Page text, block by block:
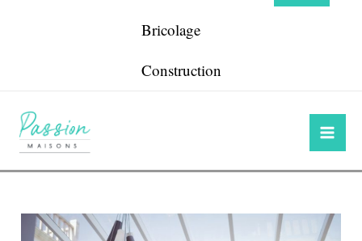
Bricolage
Construction